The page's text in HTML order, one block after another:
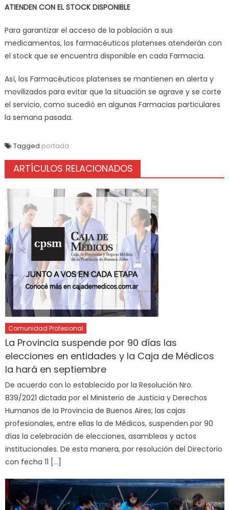
ATIENDEN CON EL STOCK DISPONIBLE
Para garantizar el acceso de la población a sus
medicamentos, los farmacéuticos platenses atenderán con
el stock que se encuentra disponible en cada Farmacia.
Así, los Farmacéuticos platenses se mantienen en alerta y
movilizados para evitar que la situación se agrave y se corte
el servicio, como sucedió en algunas Farmacias particulares
la semana pasada.
Tagged portada
ARTÍCULOS RELACIONADOS
Comunidad Profesional
La Provincia suspende por 90 días las
elecciones en entidades y la Caja de Médicos
la hará en septiembre
De acuerdo con lo establecido por la Resolución Nro.
839/2021 dictada por el Ministerio de Justicia y Derechos
Humanos de la Provincia de Buenos Aires; las cajas
profesionales, entre ellas la de Médicos, suspenden por 90
días la celebración de elecciones, asambleas y actos
institucionales. De esta manera, por resolución del Directorio
con fecha 11 […]